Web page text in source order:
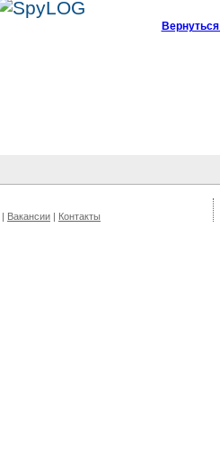
| Вакансии | Контакты